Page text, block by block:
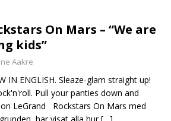
On Mars – “We are
kids”
Aakre
IN ENGLISH. Sleaze-glam straight up!
Pull your panties down and
LeGrand Rockstars On Mars med